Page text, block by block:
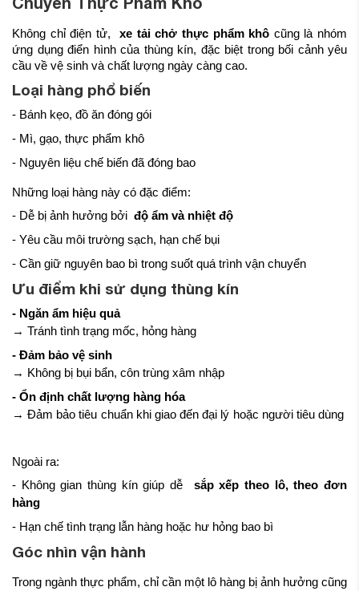
Không chỉ điện tử, xe tải chở thực phẩm khô cũng là nhóm
ứng dụng điển hình của thùng kín, đặc biệt trong bối cảnh yêu
cầu về vệ sinh và chất lượng ngày càng cao.
Loại hàng phổ biến
- Bánh kẹo, đồ ăn đóng gói
- Mì, gạo, thực phẩm khô
- Nguyên liệu chế biến đã đóng bao
Những loại hàng này có đặc điểm:
- Dễ bị ảnh hưởng bởi độ ẩm và nhiệt độ
- Yêu cầu môi trường sạch, hạn chế bụi
- Cần giữ nguyên bao bì trong suốt quá trình vận chuyển
Ưu điểm khi sử dụng thùng kín
- Ngăn ẩm hiệu quả
→ Tránh tình trạng mốc, hỏng hàng
- Đảm bảo vệ sinh
→ Không bị bụi bẩn, côn trùng xâm nhập
- Ổn định chất lượng hàng hóa
→ Đảm bảo tiêu chuẩn khi giao đến đại lý hoặc người tiêu dùng
Ngoài ra:
- Không gian thùng kín giúp dễ
sắp xếp theo lô, theo đơn
hàng
- Hạn chế tình trạng lẫn hàng hoặc hư hỏng bao bì
Góc nhìn vận hành
Trong ngành thực phẩm, chỉ cần một lô hàng bị ảnh hưởng cũng